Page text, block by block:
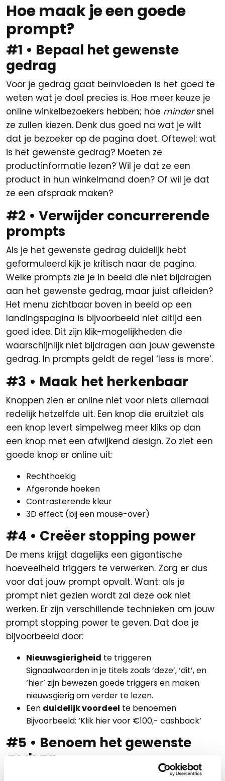
Hoe maak je een goede
prompt?
#1 • Bepaal het gewenste
gedrag
Voor je gedrag gaat beïnvloeden is het goed te
weten wat je doel precies is. Hoe meer keuze je
online winkelbezoekers hebben; hoe mindersnel
ze zullen kiezen. Denk dus goed na wat je wilt
dat je bezoeker op de pagina doet. Oftewel: wat
is het gewenste gedrag? Moeten ze
productinformatie lezen? Wil je dat ze een
product in hun winkelmand doen? Of wil je dat
ze een afspraak maken?
#2 • Verwijder concurrerende
prompts
Als je het gewenste gedrag duidelijk hebt
geformuleerd kijk je kritisch naar de pagina.
Welke prompts zie je in beeld die niet bijdragen
aan het gewenste gedrag, maar juist afleiden?
Het menu zichtbaar boven in beeld op een
landingspagina is bijvoorbeeld niet altijd een
goed idee. Dit zijn klik-mogelijkheden die
waarschijnlijk niet bijdragen aan jouw gewenste
gedrag. In prompts geldt de regel ‘less is more’.
#3 • Maak het herkenbaar
Knoppen zien er online niet voor niets allemaal
redelijk hetzelfde uit. Een knop die eruitziet als
een knop levert simpelweg meer kliks op dan
een knop met een afwijkend design. Zo ziet een
goede knop er online uit:
Rechthoekig
Afgeronde hoeken
Contrasterende kleur
3D effect (bij een mouse-over)
#4 • Creëer stopping power
De mens krijgt dagelijks een gigantische
hoeveelheid triggers te verwerken. Zorg er dus
voor dat jouw prompt opvalt. Want: als je
prompt niet gezien wordt zal deze ook niet
werken. Er zijn verschillende technieken om jouw
prompt stopping power te geven. Dat doe je
bijvoorbeeld door:
Nieuwsgierigheid te triggeren
Signaalwoorden in je titels zoals ‘deze’, ‘dit’, en
‘hier’ zijn bewezen goede triggers en maken
nieuwsgierig om verder te lezen.
Een duidelijk voordeel te benoemen
Bijvoorbeeld: ‘Klik hier voor €100,- cashback’
#5 • Benoem het gewenste
gedrag
‘Klik hier’ in een knop is misschien weinig